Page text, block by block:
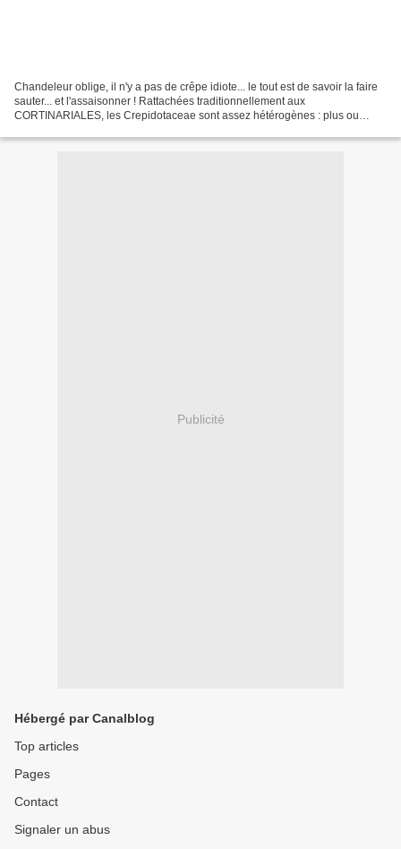
Chandeleur oblige, il n'y a pas de crêpe idiote... le tout est de savoir la faire
sauter... et l'assaisonner ! Rattachées traditionnellement aux
CORTINARIALES, les Crepidotaceae sont assez hétérogènes : plus ou
Publicité
Hébergé par Canalblog
Top articles
Pages
Contact
Signaler un abus